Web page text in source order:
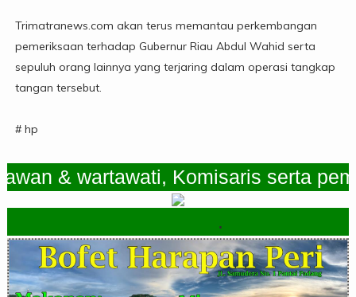
Trimatranews.com akan terus memantau perkembangan
pemeriksaan terhadap Gubernur Riau Abdul Wahid serta
sepuluh orang lainnya yang terjaring dalam operasi tangkap
tangan tersebut.
# hp
& wartawati, Komisaris serta